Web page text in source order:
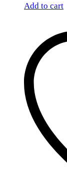
Add to cart